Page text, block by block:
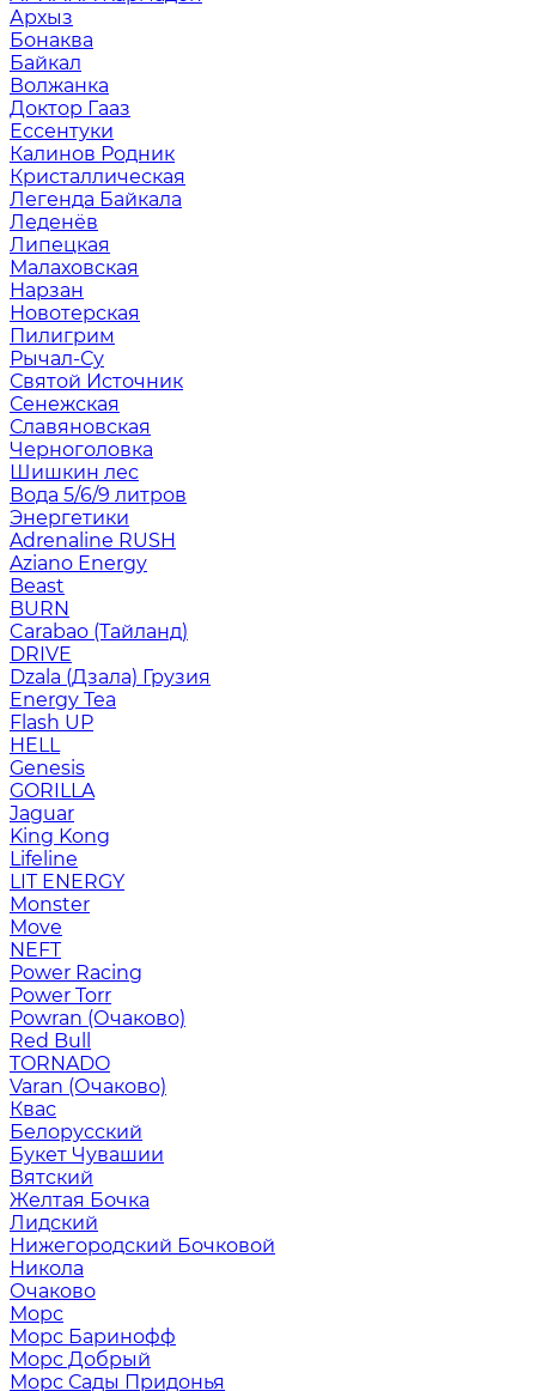
Архыз
Бонаква
Байкал
Волжанка
Доктор Гааз
Ессентуки
Калинов Родник
Кристаллическая
Легенда Байкала
Леденёв
Липецкая
Малаховская
Нарзан
Новотерская
Пилигрим
Рычал-Су
Святой Источник
Сенежская
Славяновская
Черноголовка
Шишкин лес
Вода 5/6/9 литров
Энергетики
Adrenaline RUSH
Aziano Energy
Beast
BURN
Carabao (Тайланд)
DRIVE
Dzala (Дзала) Грузия
Energy Tea
Flash UP
HELL
Genesis
GORILLA
Jaguar
King Kong
Lifeline
LIT ENERGY
Monster
Move
NEFT
Power Racing
Power Torr
Powran (Очаково)
Red Bull
TORNADO
Varan (Очаково)
Квас
Белорусский
Букет Чувашии
Вятский
Желтая Бочка
Лидский
Нижегородский Бочковой
Никола
Очаково
Морс
Морс Баринофф
Морс Добрый
Морс Сады Придонья